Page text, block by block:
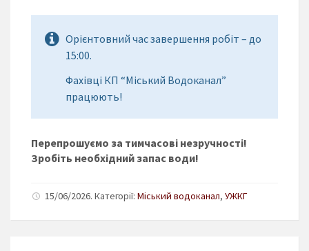
Орієнтовний час завершення робіт – до
15:00.
Фахівці КП “Міський Водоканал”
працюють!
Перепрошуємо за тимчасові незручності!
Зробіть необхідний запас води!
15/06/2026. Категорії: Міський водоканал, УЖКГ